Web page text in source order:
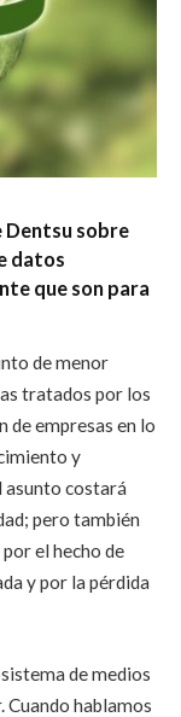
Dentsu sobre
datos
que son para
de menor
tratados por los
de empresas en lo
y
costará
pero también
el hecho de
y por la pérdida
de medios
Cuando hablamos